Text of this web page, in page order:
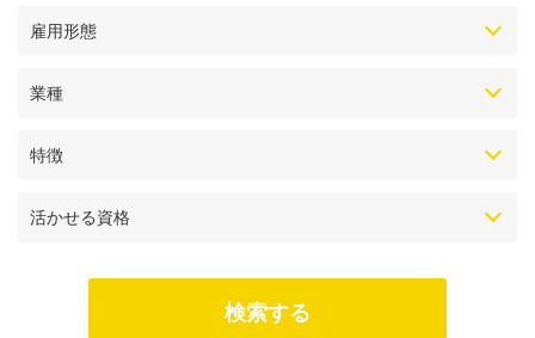
雇用形態
業種
特徴
活かせる資格